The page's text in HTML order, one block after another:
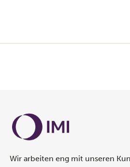
Wir arbeiten eng mit unseren